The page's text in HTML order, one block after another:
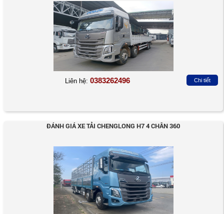
Liên hệ: 0383262496 Chi tiết
ĐÁNH GIÁ XE TẢI CHENGLONG H7 4 CHÂN 360